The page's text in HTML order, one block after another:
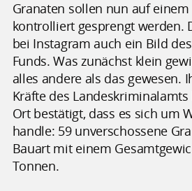
Granaten sollen nun auf
kontrolliert gesprengt werden.
bei Instagram auch ein Bild
Funds. Was zunächst klein
alles andere als das gewesen.
Kräfte des
Ort bestätigt, dass es sich um
handle: 59 unverschossene
Bauart mit einem
Tonnen.